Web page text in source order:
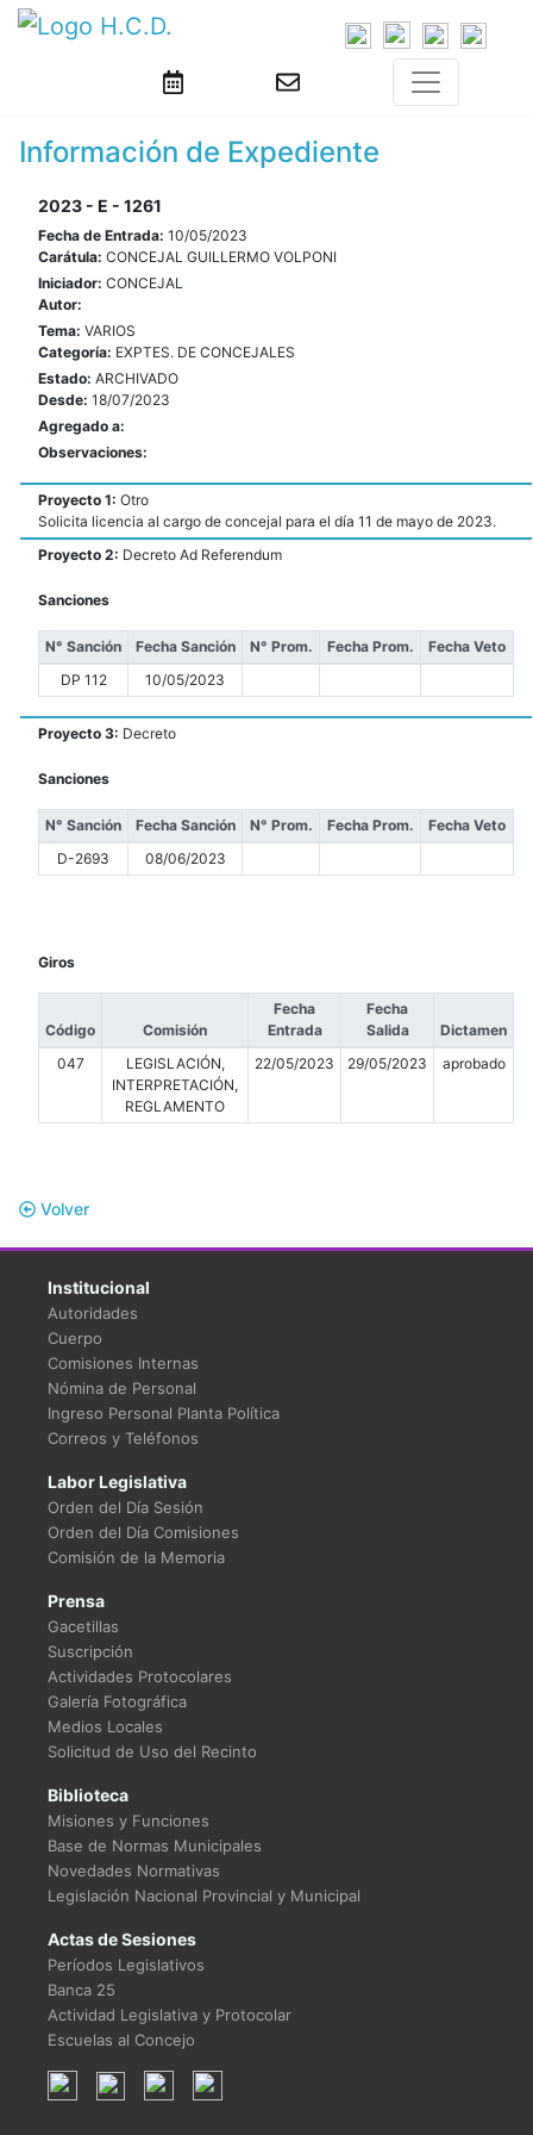
Información de Expediente
2023 - E - 1261
Fecha de Entrada: 10/05/2023
Carátula: CONCEJAL GUILLERMO VOLPONI
Iniciador: CONCEJAL
Autor:
Tema: VARIOS
Categoría: EXPTES. DE CONCEJALES
Estado: ARCHIVADO
Desde: 18/07/2023
Agregado a:
Observaciones:
Proyecto 1: Otro
Solicita licencia al cargo de concejal para el día 11 de mayo de 2023.
Proyecto 2: Decreto Ad Referendum
Sanciones
N° Sanción Fecha Sanción N° Prom. Fecha Prom.
Fecha Veto
DP 112
10/05/2023
Proyecto 3: Decreto
Sanciones
N° Sanción Fecha Sanción N° Prom. Fecha Prom.
Fecha Veto
D-2693
08/06/2023
Giros
Código Comisión
Fecha
Entrada
Fecha
Salida
Dictamen
047
LEGISLACIÓN,
INTERPRETACIÓN,
REGLAMENTO
22/05/2023 29/05/2023 aprobado
Volver
Institucional
Autoridades
Cuerpo
Comisiones Internas
Nómina de Personal
Ingreso Personal Planta Política
Correos y Teléfonos
Labor Legislativa
Orden del Día Sesión
Orden del Día Comisiones
Comisión de la Memoria
Prensa
Gacetillas
Suscripción
Actividades Protocolares
Galería Fotográfica
Medios Locales
Solicitud de Uso del Recinto
Biblioteca
Misiones y Funciones
Base de Normas Municipales
Novedades Normativas
Legislación Nacional Provincial y Municipal
Actas de Sesiones
Períodos Legislativos
Banca 25
Actividad Legislativa y Protocolar
Escuelas al Concejo